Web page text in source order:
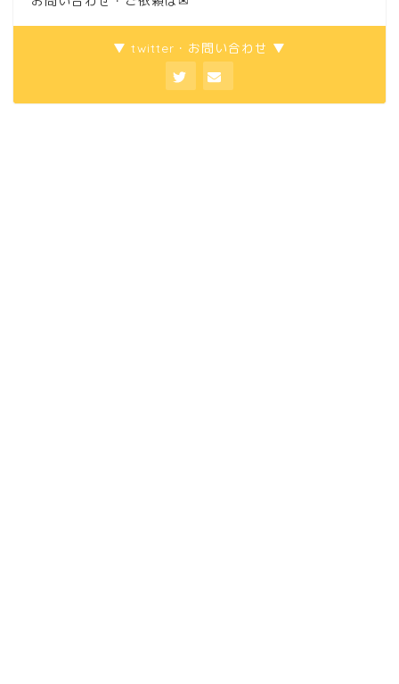
▼ twitter・お問い合わせ ▼